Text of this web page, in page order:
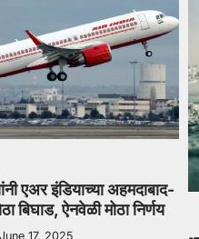
एअर इंडियाच्या अहमदाबाद-
बिघाड, ऐनवेळी मोठा निर्णय
June 17, 2025